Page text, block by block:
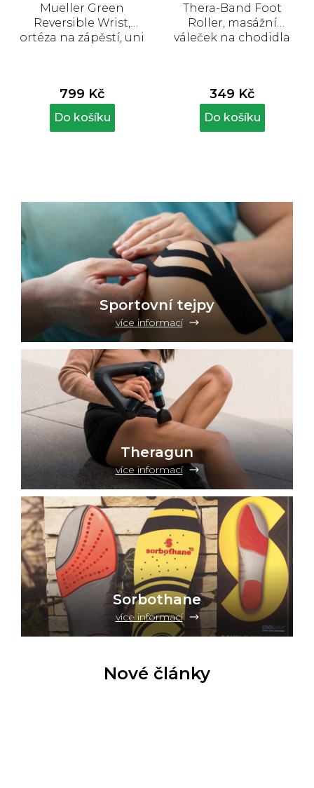
Mueller Green
Reversible Wrist,
ortéza na zápěstí, uni
799 Kč
Do košíku
Thera-Band Foot
Roller, masážní
váleček na chodidla
349 Kč
Do košíku
Sportovní tejpy
více informací
Theragun
více informací
Sorbothane
více informací
Nové články